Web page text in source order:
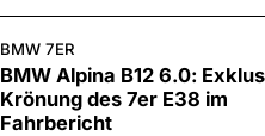
BMW 7ER
BMW Alpina B12 6.0:
Krönung des 7er E38 im
Fahrbericht